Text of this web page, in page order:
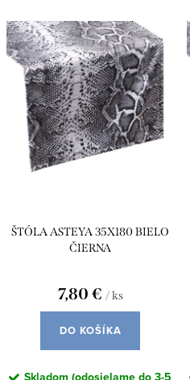
n
i
k
Najpredávanejšie
Abecedne
V
ý
p
d
ŠTÓLA ASTEYA 35X180 BIELO
ČIERNA
7,80 € / ks
DO KOŠÍKA